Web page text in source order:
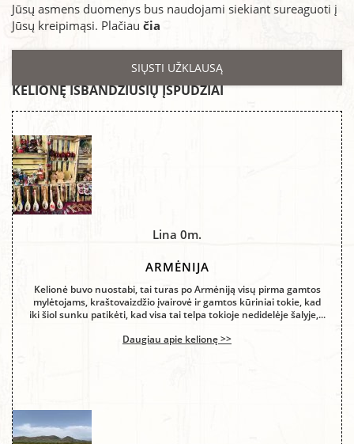
Jūsų asmens duomenys bus naudojami siekiant sureaguoti į
Jūsų kreipimąsi. Plačiau čia
KELIONĘ IŠBANDŽIUSIŲ ĮSPŪDŽIAI
Lina 0m.
ARMĖNIJA
Kelionė buvo nuostabi, tai turas po Armėniją visų pirma gamtos
mylėtojams, kraštovaizdžio įvairovė ir gamtos kūriniai tokie, kad
iki šiol sunku patikėti, kad visa tai telpa tokioje nedidelėje šalyje,...
Daugiau apie kelionę >>